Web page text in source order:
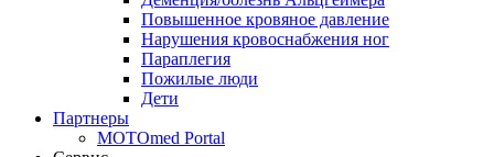
Повышенное кровяное давление
Нарушения кровоснабжения ног
Параплегия
Пожилые люди
Дети
Партнеры
MOTOmed Portal